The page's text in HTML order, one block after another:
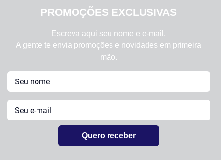
PROMOÇÕES EXCLUSIVAS
Escreva aqui seu nome e e-mail.
A gente te envia promoções e novidades em primeira
mão.
Quero receber